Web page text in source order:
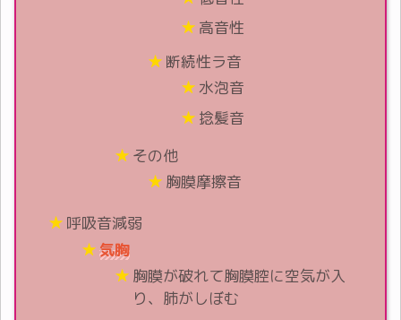
高音性
断続性ラ音
水泡音
捻髪音
その他
胸膜摩擦音
呼吸音減弱
気胸
胸膜が破れて胸膜腔に空気が入
り、肺がしぼむ